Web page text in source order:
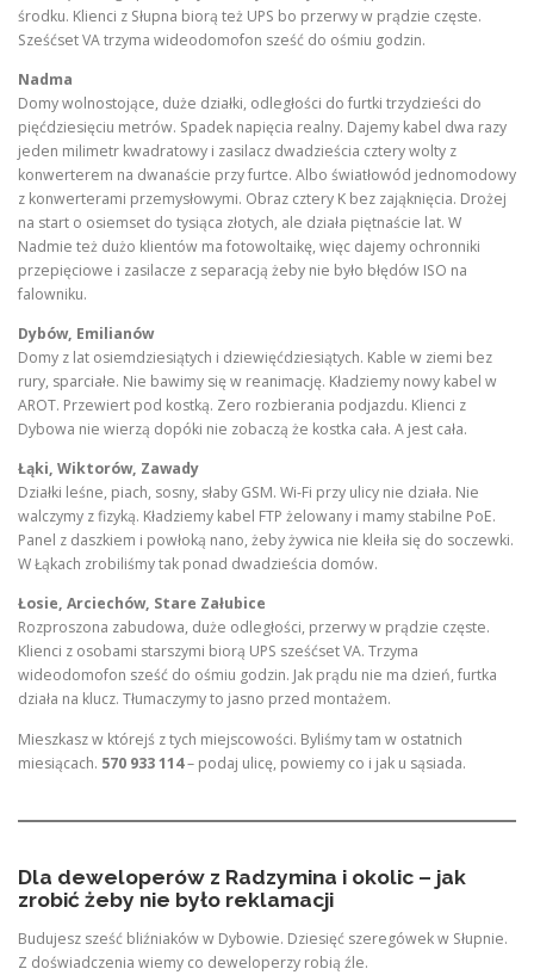
środku. Klienci z Słupna biorą też UPS bo przerwy w prądzie częste.
Sześćset VA trzyma wideodomofon sześć do ośmiu godzin.
Nadma
Domy wolnostojące, duże działki, odległości do furtki trzydzieści do
pięćdziesięciu metrów. Spadek napięcia realny. Dajemy kabel dwa razy
jeden milimetr kwadratowy i zasilacz dwadzieścia cztery wolty z
konwerterem na dwanaście przy furtce. Albo światłowód jednomodowy
z konwerterami przemysłowymi. Obraz cztery K bez zająknięcia. Drożej
na start o osiemset do tysiąca złotych, ale działa piętnaście lat. W
Nadmie też dużo klientów ma fotowoltaikę, więc dajemy ochronniki
przepięciowe i zasilacze z separacją żeby nie było błędów ISO na
falowniku.
Dybów, Emilianów
Domy z lat osiemdziesiątych i dziewięćdziesiątych. Kable w ziemi bez
rury, sparciałe. Nie bawimy się w reanimację. Kładziemy nowy kabel w
AROT. Przewiert pod kostką. Zero rozbierania podjazdu. Klienci z
Dybowa nie wierzą dopóki nie zobaczą że kostka cała. A jest cała.
Łąki, Wiktorów, Zawady
Działki leśne, piach, sosny, słaby GSM. Wi-Fi przy ulicy nie działa. Nie
walczymy z fizyką. Kładziemy kabel FTP żelowany i mamy stabilne PoE.
Panel z daszkiem i powłoką nano, żeby żywica nie kleiła się do soczewki.
W Łąkach zrobiliśmy tak ponad dwadzieścia domów.
Łosie, Arciechów, Stare Załubice
Rozproszona zabudowa, duże odległości, przerwy w prądzie częste.
Klienci z osobami starszymi biorą UPS sześćset VA. Trzyma
wideodomofon sześć do ośmiu godzin. Jak prądu nie ma dzień, furtka
działa na klucz. Tłumaczymy to jasno przed montażem.
Mieszkasz w którejś z tych miejscowości. Byliśmy tam w ostatnich
miesiącach. 570 933 114– podaj ulicę, powiemy co i jak u sąsiada.
Dla deweloperów z Radzymina i okolic – jak
zrobić żeby nie było reklamacji
Budujesz sześć bliźniaków w Dybowie. Dziesięć szeregówek w Słupnie.
Z doświadczenia wiemy co deweloperzy robią źle.